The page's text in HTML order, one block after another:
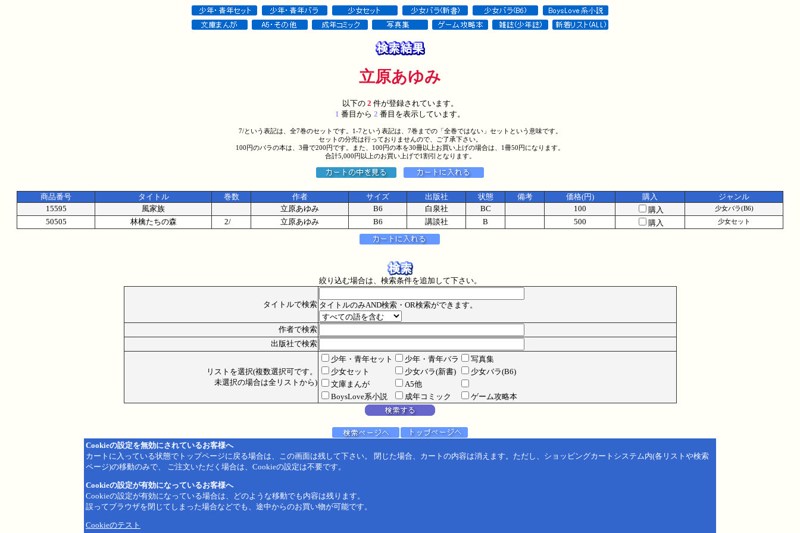
立原あゆみ
以下の2 件が登録されています。
1 番目から 2 番目を表示しています。
7/という表記は、全7巻のセットです。1-7という表記は、7巻までの「全巻ではない」セットという意味です。
セットの分売は行っておりませんので、ご了承下さい。
100円のバラの本は、3冊で200円です。また、100円の本を30冊以上お買い上げの場合は、1冊50円になります。
合計5,000円以上のお買い上げで1割引となります。
商品番号 タイトル 巻数 作者 サイズ 出版社 状態 備考 価格(円) 購入
ジャンル
15595
風家族 立原あゆみ B6 白泉社 BC 100 購入 少女バラ(B6)
50505 林檎たちの森 2/ 立原あゆみ B6 講談社 B 500 購入 少女セット
絞り込む場合は、検索条件を追加して下さい。
タイトルで検索 タイトルのみAND検索・OR検索ができます。
作者で検索
出版社で検索
リストを選択(複数選択可です。
未選択の場合は全リストから)
少年・青年セット 少年・青年バラ
写真集
少女セット
少女バラ(新書)
少女バラ(B6)
文庫まんが
A5他
BoysLove系小説
成年コミック ゲーム攻略本
Cookieの設定を無効にされているお客様へ
カートに入っている状態でトップページに戻る場合は、この画面は残して下さい。 閉じた場合、カートの内容は消えます。ただし、ショッピングカートシステム内(各リストや検索
ページ)の移動のみで、 ご注文いただく場合は、Cookieの設定は不要です。
Cookieの設定が有効になっているお客様へ
Cookieの設定が有効になっている場合は、どのような移動でも内容は残ります。
誤ってブラウザを閉じてしまった場合などでも、途中からのお買い物が可能です。
Cookieのテスト